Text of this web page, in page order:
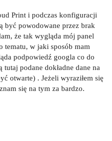
Print i podczas konfiguracji
być powodowane przez brak
że tak wygląda mój panel
tematu, w jaki sposób mam
podpowiedź googla co do
podane dokładne dane na
otwarte) . Jeżeli wyraziłem się
się na tym za bardzo.